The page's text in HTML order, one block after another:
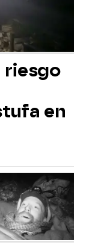
riesgo
en